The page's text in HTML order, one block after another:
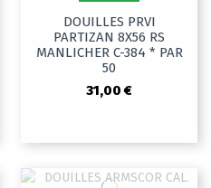
DOUILLES PRVI
PARTIZAN 8X56 RS
MANLICHER C-384 * PAR
50
31,00 €